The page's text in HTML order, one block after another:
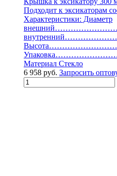
Подходит к эксикаторам
Характеристики: Диаметр
Материал Стекло
6 958 руб. Запросить